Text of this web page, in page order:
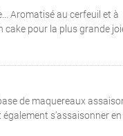
Aromatisé au cerfeuil et à
cake pour la plus grande
de maquereaux
s’assaisonner en